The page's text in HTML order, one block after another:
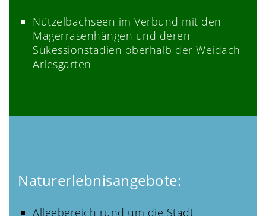
Nützelbachseen im Verbund mit den
Magerrasenhängen und deren
Sukessionstadien oberhalb der Weidach
Arlesgarten
Naturerlebnisangebote:
Alleebereich rund um die Stadt